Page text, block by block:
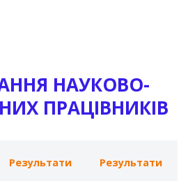
НАУКОВО-
ПРАЦІВНИКІВ
Результати Результати